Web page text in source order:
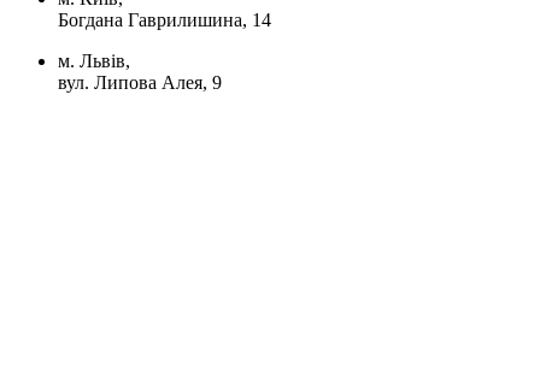
Богдана Гаврилишина, 14
м. Львів,
вул. Липова Алея, 9